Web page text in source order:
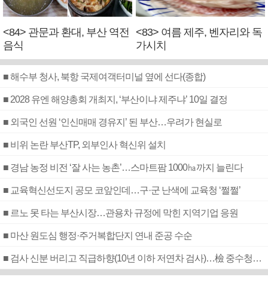
<84> 관문과 환대, 부산 역전
음식
<83> 여름 제주, 벤자리와 독
가시치
■ 해수부 청사, 북항 국제여객터미널 옆에 선다(종합)
■ 2028 유엔 해양총회 개최지, ‘부산이냐 제주냐’ 10일 결정
■ 외국인 선원 ‘인신매매 경유지’ 된 부산…우려가 현실로
■ 비위 논란 부산TP, 외부인사 혁신위 설치
■ 경남 농정 비전 ‘잘 사는 농촌’…스마트팜 1000㏊까지 늘린다
■ 교육혁신선도지 공모 코앞인데…구·군 난색에 교육청 ‘쩔쩔’
■ 르노 못 타는 부산시장…관용차 규정에 막힌 지역기업 응원
■ 마산 원도심 행정·주거복합단지 연내 준공 수순
■ 검사 신분 버리고 직급하향(10년 이하 저연차 검사)…檢 중수청행 기피